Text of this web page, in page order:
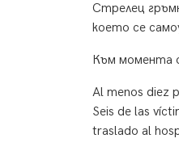
Стрелец
което се
Към момента
Al menos diez
Seis de las
traslado al